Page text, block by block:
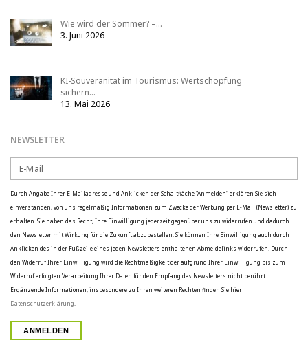
Wie wird der Sommer? –…
3. Juni 2026
KI-Souveränität im Tourismus: Wertschöpfung
sichern…
13. Mai 2026
NEWSLETTER
Durch Angabe Ihrer E-Mailadresse und Anklicken der Schaltfläche "Anmelden" erklären Sie sich
einverstanden, von uns regelmäßig Informationen zum Zwecke der Werbung per E-Mail (Newsletter) zu
erhalten. Sie haben das Recht, Ihre Einwilligung jederzeit gegenüber uns zu widerrufen und dadurch
den Newsletter mit Wirkung für die Zukunft abzubestellen. Sie können Ihre Einwilligung auch durch
Anklicken des in der Fußzeile eines jeden Newsletters enthaltenen Abmeldelinks widerrufen. Durch
den Widerruf Ihrer Einwilligung wird die Rechtmäßigkeit der aufgrund Ihrer Einwilligung bis zum
Widerruf erfolgten Verarbeitung Ihrer Daten für den Empfang des Newsletters nicht berührt.
Ergänzende Informationen, insbesondere zu Ihren weiteren Rechten finden Sie hier
Datenschutzerklärung.